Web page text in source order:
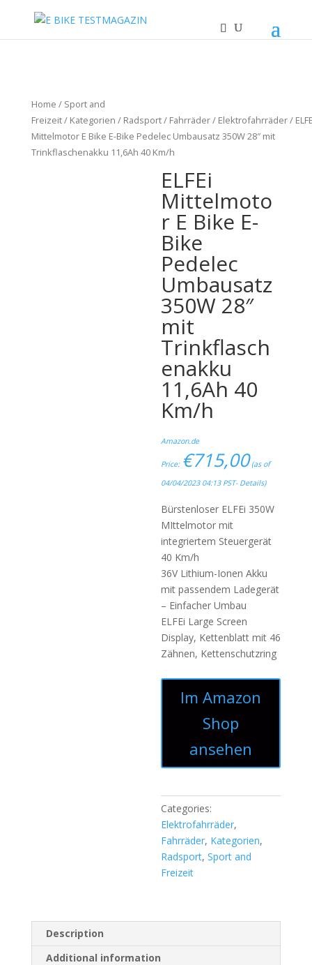
Home / Sport and
Freizeit/ Kategorien / Radsport/ Fahrräder/ Elektrofahrräder/
Mittelmotor E Bike E-Bike Pedelec Umbausatz 350W 28″ mit
Trinkflaschenakku 11,6Ah 40 Km/h
ELFEi
Mittelmoto
r E Bike E-
Bike
Pedelec
Umbausatz
350W 28″
mit
Trinkflasch
enakku
11,6Ah 40
Km/h
Amazon.de
Price: €715,00(as of
04/04/2023 04:13 PST- Details)
Bürstenloser ELFEi 350W
MIttelmotor mit
integriertem Steuergerät
40 Km/h
36V Lithium-Ionen Akku
mit passendem Ladegerät
– Einfacher Umbau
ELFEi Large Screen
Display, Kettenblatt mit 46
Zähnen, Kettenschutzring
Im Amazon
Shop
ansehen
Categories:
Elektrofahrräder,
Fahrräder, Kategorien,
Radsport,Sport and
Freizeit
Description
Additional information